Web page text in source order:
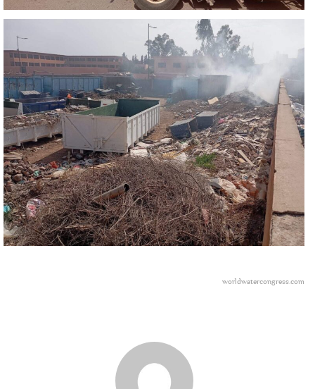
worldwatercongress.com